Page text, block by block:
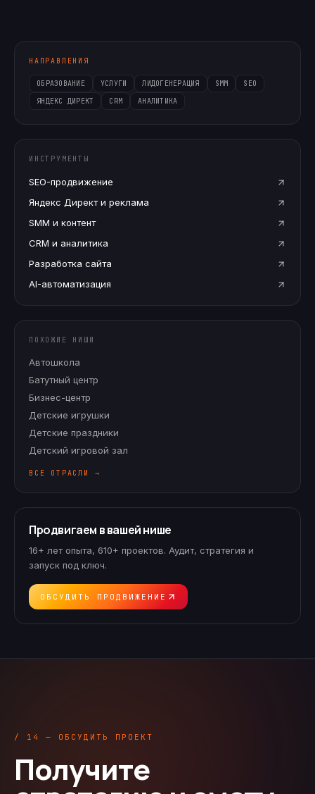
НАПРАВЛЕНИЯ
ОБРАЗОВАНИЕ УСЛУГИ ЛИДОГЕНЕРАЦИЯ SMM
SEO
ЯНДЕКС ДИРЕКТ
CRM АНАЛИТИКА
ИНСТРУМЕНТЫ
SEO-продвижение
Яндекс Директ и реклама
SMM и контент
CRM и аналитика
Разработка сайта
AI-автоматизация
ПОХОЖИЕ НИШИ
Автошкола
Батутный центр
Бизнес-центр
Детские игрушки
Детские праздники
Детский игровой зал
ВСЕ ОТРАСЛИ →
Продвигаем в вашей нише
16+ лет опыта, 610+ проектов. Аудит, стратегия и
запуск под ключ.
ОБСУДИТЬ ПРОДВИЖЕНИЕ
/ 14 — ОБСУДИТЬ ПРОЕКТ
Получите